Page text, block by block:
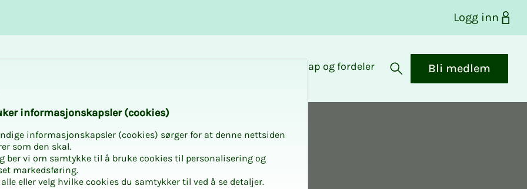
Logg inn
Medlemskap og fordeler
Åpne søk
Bli medlem
in­­­for­­­ma­­­sjons­­­kaps­­­­­ler (cookies)
informasjonskapsler (cookies) sørger for at denne nettsiden
som den skal.
ber vi om samtykke til å bruke cookies til personalisering og
markedsføring.
eller velg hvilke cookies du samtykker til ved å se detaljer.